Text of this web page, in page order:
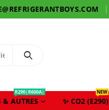
& AUTRES
R290|R600A|
✨ CO2 (E290)
NEW